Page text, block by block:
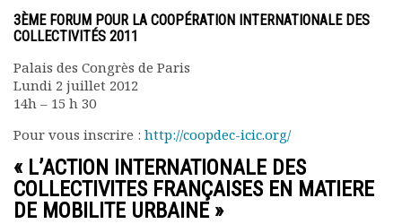
Statuts de l’association
Vie de l’association
Calendrier des activités
Assemblées générales
Comptes rendus mensuels
Rapports moraux
Nous rejoindre
Le bulletin
Présentation du bulletin
3ÈME FORUM POUR LA COOPÉRATION INTERNATIONALE DES
COLLECTIVITÉS 2011
Palais des Congrès de Paris
Lundi 2 juillet 2012
14h – 15 h 30
Pour vous inscrire : http://coopdec-icic.org/
« L’ACTION INTERNATIONALE DES
COLLECTIVITES FRANÇAISES EN MATIERE
DE MOBILITE URBAINE »